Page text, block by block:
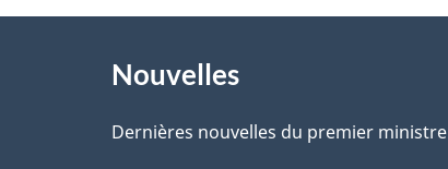
v
o
r
a
proposNouvelles
Dernières nouvelles du premier ministre